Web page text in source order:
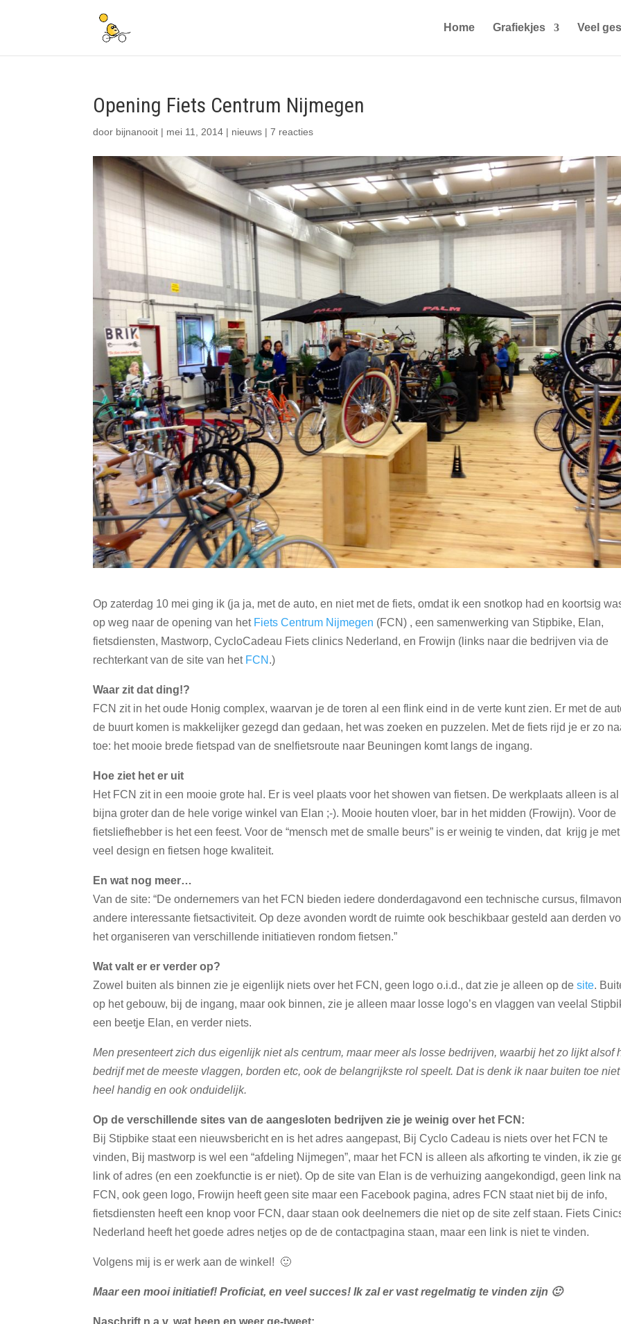
Home Grafiekjes Veel
Opening Fiets Centrum Nijmegen
door bijnanooit | mei 11, 2014 | nieuws |7 reacties
Op zaterdag 10 mei ging ik (ja ja, met de auto, en niet met de fiets, omdat ik een snotkop had en koortsig
op weg naar de opening van het Fiets Centrum Nijmegen (FCN) , een samenwerking van Stipbike, Elan,
fietsdiensten, Mastworp, CycloCadeau Fiets clinics Nederland, en Frowijn (links naar die bedrijven via de
rechterkant van de site van het FCN .)
Waar zit dat ding!?
FCN zit in het oude Honig complex, waarvan je de toren al een flink eind in de verte kunt zien. Er met de
de buurt komen is makkelijker gezegd dan gedaan, het was zoeken en puzzelen. Met de fiets rijd je er zo
toe: het mooie brede fietspad van de snelfietsroute naar Beuningen komt langs de ingang.
Hoe ziet het er uit
Het FCN zit in een mooie grote hal. Er is veel plaats voor het showen van fietsen. De werkplaats alleen is al
bijna groter dan de hele vorige winkel van Elan ;-). Mooie houten vloer, bar in het midden (Frowijn). Voor de
fietsliefhebber is het een feest. Voor de “mensch met de smalle beurs” is er weinig te vinden, dat krijg je met
veel design en fietsen hoge kwaliteit.
En wat nog meer…
Van de site: “De ondernemers van het FCN bieden iedere donderdagavond een technische cursus,
andere interessante fietsactiviteit. Op deze avonden wordt de ruimte ook beschikbaar gesteld aan derden
het organiseren van verschillende initiatieven rondom fietsen.”
Wat valt er er verder op?
Zowel buiten als binnen zie je eigenlijk niets over het FCN, geen logo o.i.d., dat zie je alleen op desite.
op het gebouw, bij de ingang, maar ook binnen, zie je alleen maar losse logo’s en vlaggen van veelal
een beetje Elan, en verder niets.
Men presenteert zich dus eigenlijk niet als centrum, maar meer als losse bedrijven, waarbij het zo lijkt alsof
bedrijf met de meeste vlaggen, borden etc, ook de belangrijkste rol speelt. Dat is denk ik naar buiten toe niet
heel handig en ook onduidelijk.
Op de verschillende sites van de aangesloten bedrijven zie je weinig over het FCN:
Bij Stipbike staat een nieuwsbericht en is het adres aangepast, Bij Cyclo Cadeau is niets over het FCN te
vinden, Bij mastworp is wel een “afdeling Nijmegen”, maar het FCN is alleen als afkorting te vinden, ik zie
link of adres (en een zoekfunctie is er niet). Op de site van Elan is de verhuizing aangekondigd, geen link
FCN, ook geen logo, Frowijn heeft geen site maar een Facebook pagina, adres FCN staat niet bij de info,
fietsdiensten heeft een knop voor FCN, daar staan ook deelnemers die niet op de site zelf staan. Fiets
Nederland heeft het goede adres netjes op de de contactpagina staan, maar een link is niet te vinden.
Volgens mij is er werk aan de winkel! 🙂
Maar een mooi initiatief! Proficiat, en veel succes! Ik zal er vast regelmatig te vinden zijn 🙂
Naschrift n.a.v. wat heen en weer ge-tweet: